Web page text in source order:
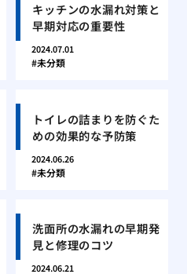
キッチンの水漏れ対策と
早期対応の重要性
2024.07.01
未分類
トイレの詰まりを防ぐた
めの効果的な予防策
2024.06.26
未分類
洗面所の水漏れの早期発
見と修理のコツ
2024.06.21